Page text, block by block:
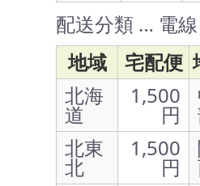
配送分類 … 電
地域
宅配便
北海
道
1,500
円
北東
北
1,500
円